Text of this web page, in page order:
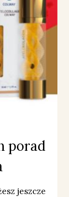
porad
jeszcze